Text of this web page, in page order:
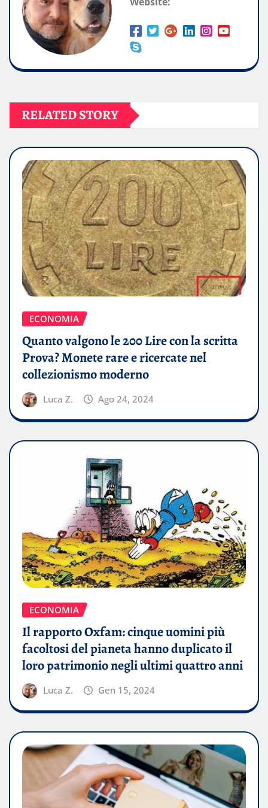
RELATED STORY
ECONOMIA
Quanto valgono le 200 Lire con la scritta
Prova? Monete rare e ricercate nel
collezionismo moderno
Luca Z. Ago 24, 2024
ECONOMIA
Il rapporto Oxfam: cinque uomini più
facoltosi del pianeta hanno duplicato il
loro patrimonio negli ultimi quattro anni
Luca Z. Gen 15, 2024